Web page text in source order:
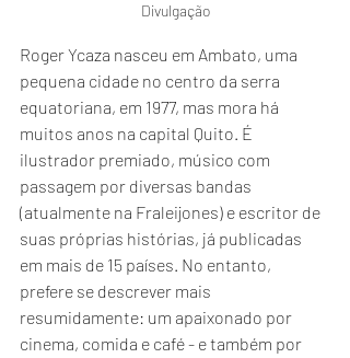
Divulgação
Roger Ycaza nasceu em Ambato, uma
pequena cidade no centro da serra
equatoriana, em 1977, mas mora há
muitos anos na capital Quito. É
ilustrador premiado, músico com
passagem por diversas bandas
(atualmente na Fraleijones) e escritor de
suas próprias histórias, já publicadas
em mais de 15 países. No entanto,
prefere se descrever mais
resumidamente: um apaixonado por
cinema, comida e café - e também por